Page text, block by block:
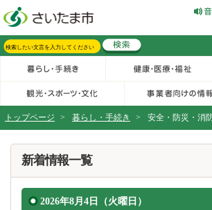
トップページ > 暮らし・手続き > 安全・防災・消
新着情報一覧
2026年8月4日（火曜日）